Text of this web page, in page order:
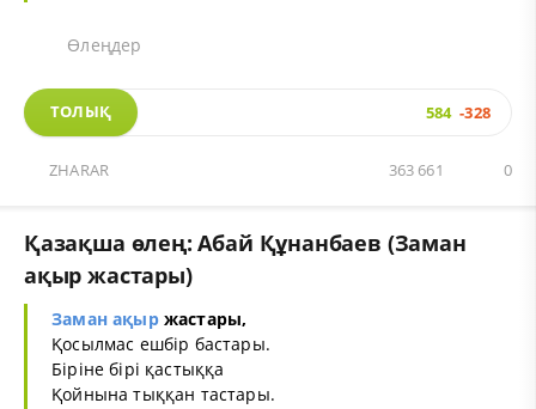
Өлеңдер
ТОЛЫҚ 584 -328
ZHARAR 0
363 661
Қазақша өлең: Абай Құнанбаев (Заман
ақыр жастары)
Заман ақыржастары,
Қосылмас ешбір бастары.
Біріне бірі қастыққа
Қойнына тыққан тастары.